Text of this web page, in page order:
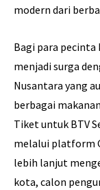
modern dari
Bagi para pecinta
menjadi surga
Nusantara yang
berbagai
Tiket untuk BTV
melalui platform
lebih lanjut
kota, calon